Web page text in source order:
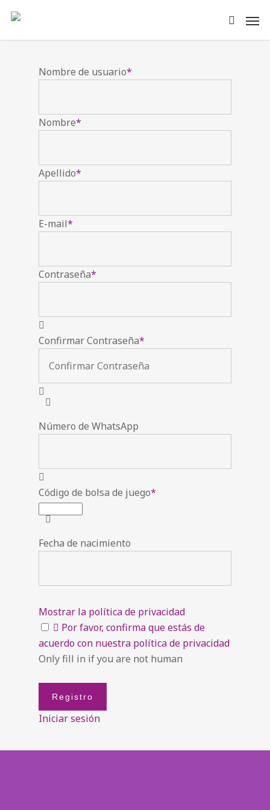
Nombre de usuario*
Nombre*
Apellido*
E-mail*
Contraseña*
Confirmar Contraseña*
Número de WhatsApp
Código de bolsa de juego*
Fecha de nacimiento
Mostrar la política de privacidad
Por favor, confirma que estás de
acuerdo con nuestra política de privacidad
Only fill in if you are not human
Iniciar sesión